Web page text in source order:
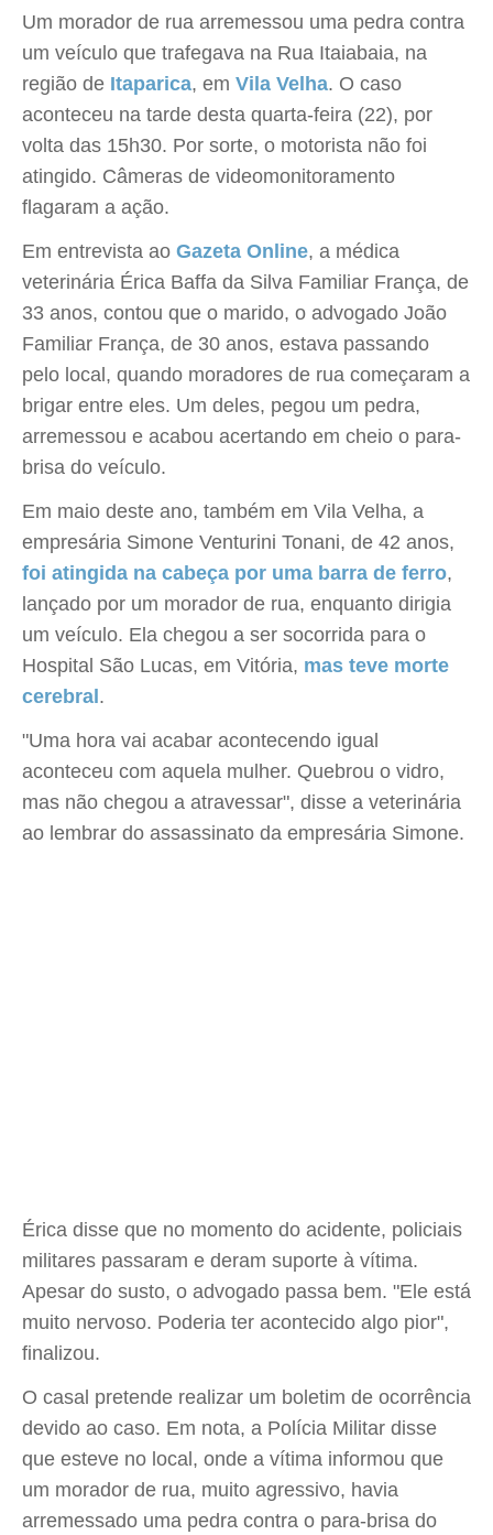
Um morador de rua arremessou uma pedra contra
um veículo que trafegava na Rua Itaiabaia, na
região de Itaparica, em Vila Velha. O caso
aconteceu na tarde desta quarta-feira (22), por
volta das 15h30. Por sorte, o motorista não foi
atingido. Câmeras de videomonitoramento
flagaram a ação.
Em entrevista ao Gazeta Online, a médica
veterinária Érica Baffa da Silva Familiar França, de
33 anos, contou que o marido, o advogado João
Familiar França, de 30 anos, estava passando
pelo local, quando moradores de rua começaram a
brigar entre eles. Um deles, pegou um pedra,
arremessou e acabou acertando em cheio o para-
brisa do veículo.
Em maio deste ano, também em Vila Velha, a
empresária Simone Venturini Tonani, de 42 anos,
foi atingida na cabeça por uma barra de ferro,
lançado por um morador de rua, enquanto dirigia
um veículo. Ela chegou a ser socorrida para o
Hospital São Lucas, em Vitória, mas teve morte
cerebral .
"Uma hora vai acabar acontecendo igual
aconteceu com aquela mulher. Quebrou o vidro,
mas não chegou a atravessar", disse a veterinária
ao lembrar do assassinato da empresária Simone.
Érica disse que no momento do acidente, policiais
militares passaram e deram suporte à vítima.
Apesar do susto, o advogado passa bem. "Ele está
muito nervoso. Poderia ter acontecido algo pior",
finalizou.
O casal pretende realizar um boletim de ocorrência
devido ao caso. Em nota, a Polícia Militar disse
que esteve no local, onde a vítima informou que
um morador de rua, muito agressivo, havia
arremessado uma pedra contra o para-brisa do